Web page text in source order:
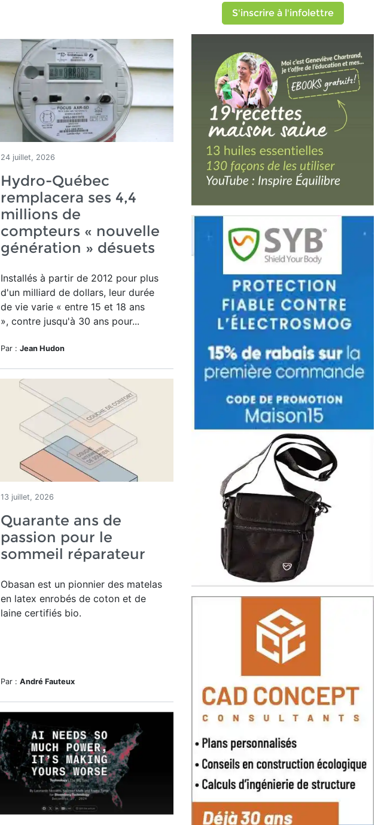
24 juillet, 2026
Hydro-Québec
remplacera ses 4,4
millions de
compteurs « nouvelle
génération » désuets
Installés à partir de 2012 pour plus
d'un milliard de dollars, leur durée
de vie varie « entre 15 et 18 ans
», contre jusqu'à 30 ans pour...
Par : Jean Hudon
13 juillet, 2026
Quarante ans de
passion pour le
sommeil réparateur
Obasan est un pionnier des matelas
en latex enrobés de coton et de
laine certifiés bio.
Par : André Fauteux
S'inscrire à l'infolettre